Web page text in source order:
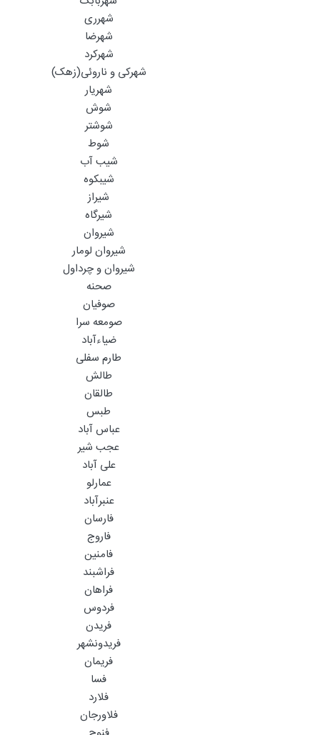
شهرری
شهرضا
شهرکرد
شهرکی و ناروئی(زهک)
شهریار
شوش
شوشتر
شوط
شیب آب
شیبکوه
شیراز
شیرگاه
شیروان
شیروان لومار
شیروان و چرداول
صحنه
صوفیان
صومعه سرا
ضیاءآباد
طارم سفلی
طالش
طالقان
طبس
عباس آباد
عجب شیر
علی آباد
عمارلو
عنبرآباد
فارسان
فاروج
فامنین
فراشبند
فراهان
فردوس
فریدن
فریدونشهر
فریمان
فسا
فلارد
فلاورجان